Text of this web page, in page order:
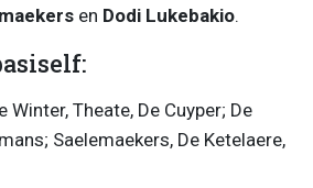
en Dodi Lukebakio.
Winter, Theate, De Cuyper; De
Saelemaekers, De Ketelaere,